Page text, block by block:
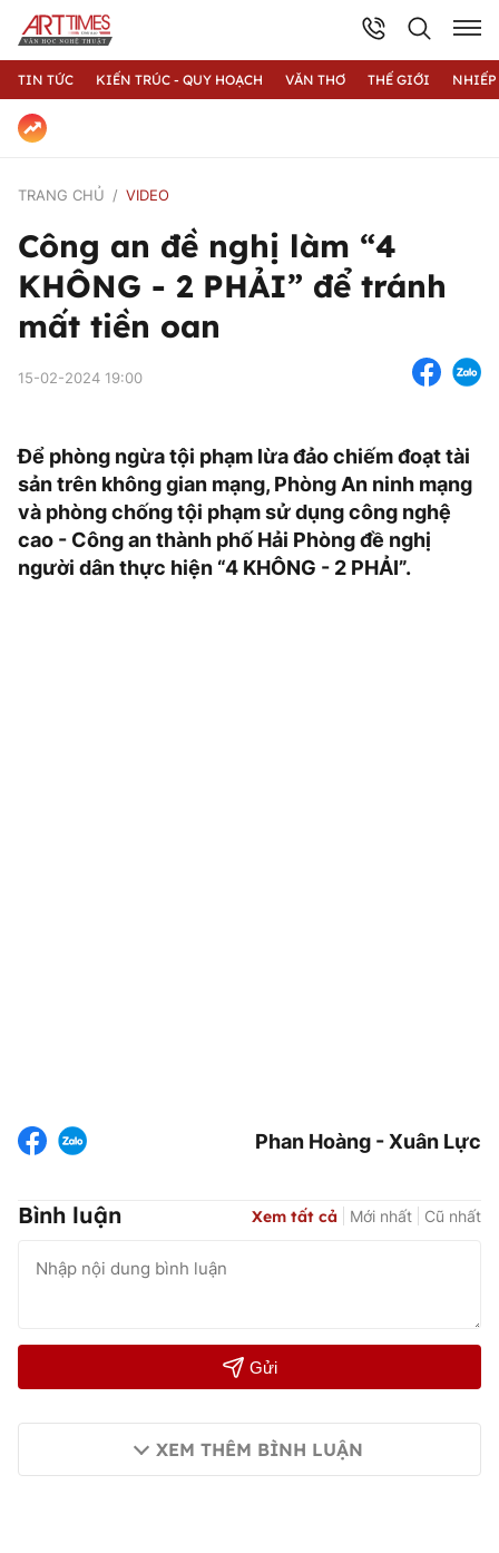
TIN TỨC KIẾN TRÚC - QUY HOẠCH VĂN THƠ THẾ GIỚI
TRANG CHỦ VIDEO
Công an đề nghị làm “4
KHÔNG - 2 PHẢI” để tránh
mất tiền oan
15-02-2024 19:00
Để phòng ngừa tội phạm lừa đảo chiếm đoạt tài
sản trên không gian mạng, Phòng An ninh mạng
và phòng chống tội phạm sử dụng công nghệ
cao - Công an thành phố Hải Phòng đề nghị
người dân thực hiện “4 KHÔNG - 2 PHẢI”.
Phan Hoàng - Xuân Lực
Bình luận Xem tất cả Mới nhất Cũ nhất
Gửi
XEM THÊM BÌNH LUẬN